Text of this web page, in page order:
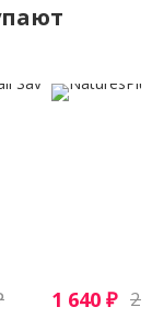
1 640 ₽ 2